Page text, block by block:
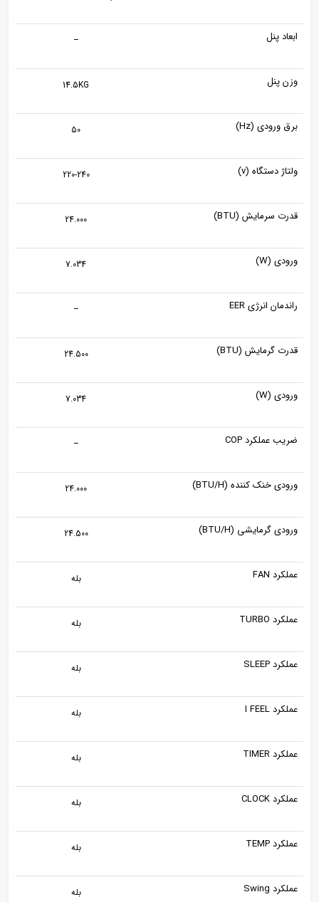
ابعاد پنل –
وزن پنل 14.5KG
برق ورودی (Hz) 50
ولتاژ دستگاه (v) 220-240
قدرت سرمایش (BTU) 24.000
ورودی (W) 7.034
راندمان انرژی EER –
قدرت گرمایش (BTU) 24.500
ورودی (W) 7.034
ضریب عملکرد COP –
ورودی خنک کننده (BTU/H) 24.000
ورودی گرمایشی (BTU/H) 24.500
عملکرد FAN بله
عملکرد TURBO بله
عملکرد SLEEP بله
عملکرد I FEEL بله
عملکرد TIMER بله
عملکرد CLOCK بله
عملکرد TEMP بله
عملکرد Swing بله